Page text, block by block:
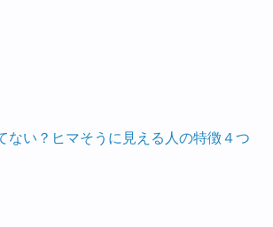
ない？ヒマそうに見える人の特徴４つ